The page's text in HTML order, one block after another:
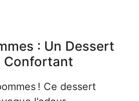
: Un Dessert
Confortant
! Ce dessert